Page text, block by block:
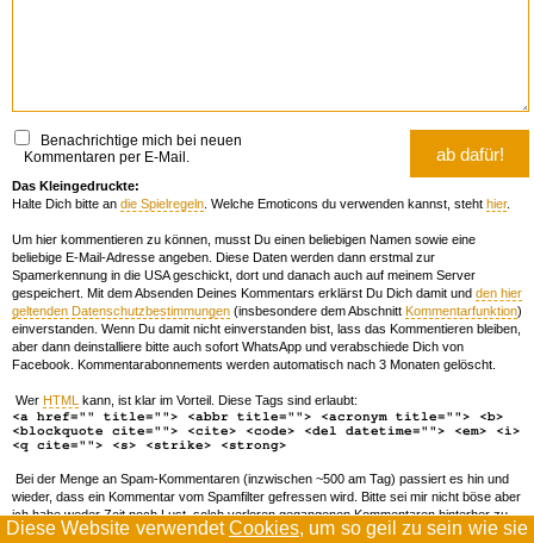
Diese Website verwendetCookies, um so geil zu sein wie sie
Benachrichtige mich bei neuen
Kommentaren per E-Mail.
Das Kleingedruckte:
Halte Dich bitte an die Spielregeln . Welche Emoticons du verwenden kannst, steht hier.
Um hier kommentieren zu können, musst Du einen beliebigen Namen sowie eine
beliebige E-Mail-Adresse angeben. Diese Daten werden dann erstmal zur
Spamerkennung in die USA geschickt, dort und danach auch auf meinem Server
gespeichert. Mit dem Absenden Deines Kommentars erklärst Du Dich damit und den hier
geltenden Datenschutzbestimmungen (insbesondere dem Abschnitt Kommentarfunktion)
einverstanden. Wenn Du damit nicht einverstanden bist, lass das Kommentieren bleiben,
aber dann deinstalliere bitte auch sofort WhatsApp und verabschiede Dich von
Facebook. Kommentarabonnements werden automatisch nach 3 Monaten gelöscht.
Wer HTML kann, ist klar im Vorteil. Diese Tags sind erlaubt:
<a href="" title=""> <abbr title=""> <acronym title=""> <b>
<blockquote cite=""> <cite> <code> <del datetime=""> <em> <i>
<q cite=""> <s> <strike> <strong>
Bei der Menge an Spam-Kommentaren (inzwischen ~500 am Tag) passiert es hin und
wieder, dass ein Kommentar vom Spamfilter gefressen wird. Bitte sei mir nicht böse aber
ich habe weder Zeit noch Lust, solch verloren gegangenen Kommentaren hinterher zu
forschen. Wenn das öfters passiert, schreib' mir 'ne Mail damit ich dich whitelisten kann.